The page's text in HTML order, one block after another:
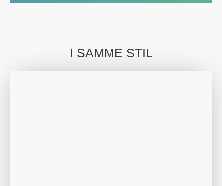
I SAMME STIL